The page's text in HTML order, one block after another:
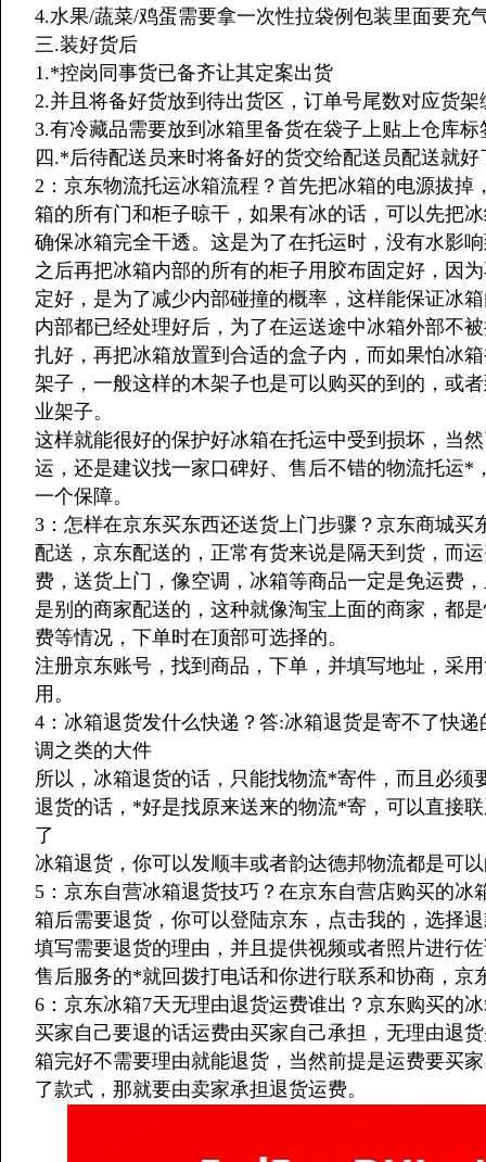
4.水果/蔬菜/鸡蛋需要拿一次性拉袋例包装里面要充
三.装好货后
1.*控岗同事货已备齐让其定案出货
2.并且将备好货放到待出货区，订单号尾数对应货架
3.有冷藏品需要放到冰箱里备货在袋子上贴上仓库
四.*后待配送员来时将备好的货交给配送员配送就好
2：京东物流托运冰箱流程？首先把冰箱的电源拔
箱的所有门和柜子晾干，如果有冰的话，可以先把
确保冰箱完全干透。这是为了在托运时，没有水影
之后再把冰箱内部的所有的柜子用胶布固定好，因
定好，是为了减少内部碰撞的概率，这样能保证冰
内部都已经处理好后，为了在运送途中冰箱外部不
扎好，再把冰箱放置到合适的盒子内，而如果怕冰
架子，一般这样的木架子也是可以购买的到的，或
业架子。
这样就能很好的保护好冰箱在托运中受到损坏，当
运，还是建议找一家口碑好、售后不错的物流托运*
一个保障。
3：怎样在京东买东西还送货上门步骤？京东商城
配送，京东配送的，正常有货来说是隔天到货，而
费，送货上门，像空调，冰箱等商品一定是免运费
是别的商家配送的，这种就像淘宝上面的商家，都
费等情况，下单时在顶部可选择的。
注册京东账号，找到商品，下单，并填写地址，采
用。
4：冰箱退货发什么快递？答:冰箱退货是寄不了快
调之类的大件
所以，冰箱退货的话，只能找物流*寄件，而且必
退货的话，*好是找原来送来的物流*寄，可以直接
了
冰箱退货，你可以发顺丰或者韵达德邦物流都是可
5：京东自营冰箱退货技巧？在京东自营店购买的
箱后需要退货，你可以登陆京东，点击我的，选择
填写需要退货的理由，并且提供视频或者照片进行
售后服务的*就回拨打电话和你进行联系和协商，京
6：京东冰箱7天无理由退货运费谁出？京东购买的
买家自己要退的话运费由买家自己承担，无理由退
箱完好不需要理由就能退货，当然前提是运费要买
了款式，那就要由卖家承担退货运费。